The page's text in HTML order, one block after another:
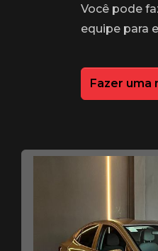
Você pode
equipe para
Fazer uma